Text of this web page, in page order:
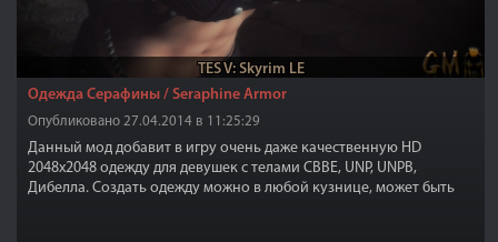
TES V: Skyrim LE
Одежда Серафины / Seraphine Armor
Опубликовано 27.04.2014 в 11:25:29
Данный мод добавит в игру очень даже качественную HD
2048x2048 одежду для девушек с телами CBBE, UNP, UNPB,
Дибелла. Создать одежду можно в любой кузнице, может быть